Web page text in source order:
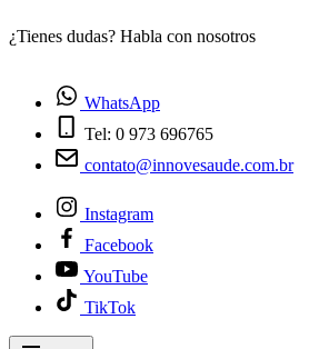
¿Tienes dudas? Habla con nosotros
WhatsApp
Tel: 0 973 696765
contato@innovesaude.com.br
Instagram
Facebook
YouTube
TikTok